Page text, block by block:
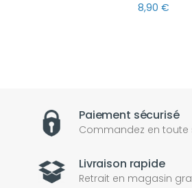
8,90 €
Paiement sécurisé
Commandez en toute
Livraison rapide
Retrait en magasin